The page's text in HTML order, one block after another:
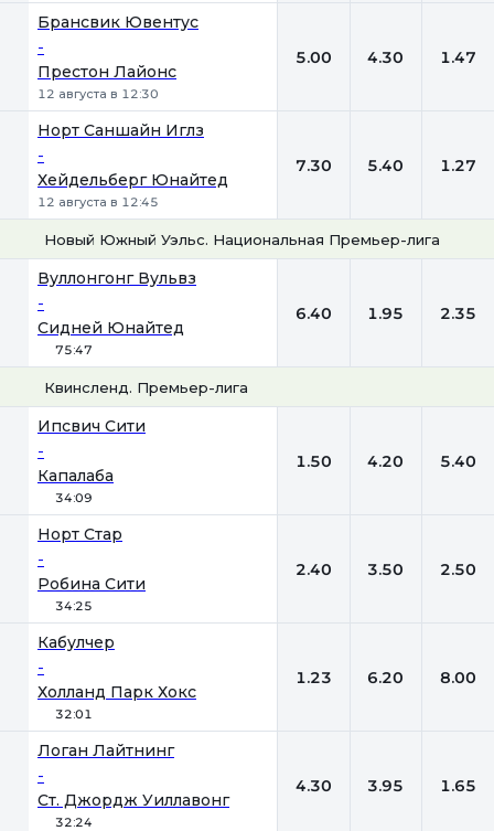
Брансвик Ювентус
-
Престон Лайонс
12 августа в 12:30
5.00 4.30 1.47
Норт Саншайн Иглз
-
Хейдельберг Юнайтед
12 августа в 12:45
7.30 5.40 1.27
Новый Южный Уэльс. Национальная Премьер-лига
Вуллонгонг Вульвз
-
Сидней Юнайтед
75:47
6.40 1.95 2.35
Квинсленд. Премьер-лига
Ипсвич Сити
-
Капалаба
34:09
1.50 4.20 5.40
Норт Стар
-
Робина Сити
34:25
2.40 3.50 2.50
Кабулчер
-
Холланд Парк Хокс
32:01
1.23 6.20 8.00
Логан Лайтнинг
-
Ст. Джордж Уиллавонг
32:24
4.30 3.95 1.65